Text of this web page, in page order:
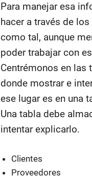
Para manejar esa
hacer a través de
como tal, aunque
poder trabajar con
Centrémonos en las
donde mostrar e
ese lugar es en una
Una tabla debe
intentar explicarlo.
Clientes
Proveedores